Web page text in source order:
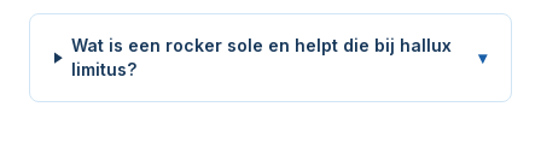
Wat is een rocker sole en helpt die bij hallux
limitus?
▾